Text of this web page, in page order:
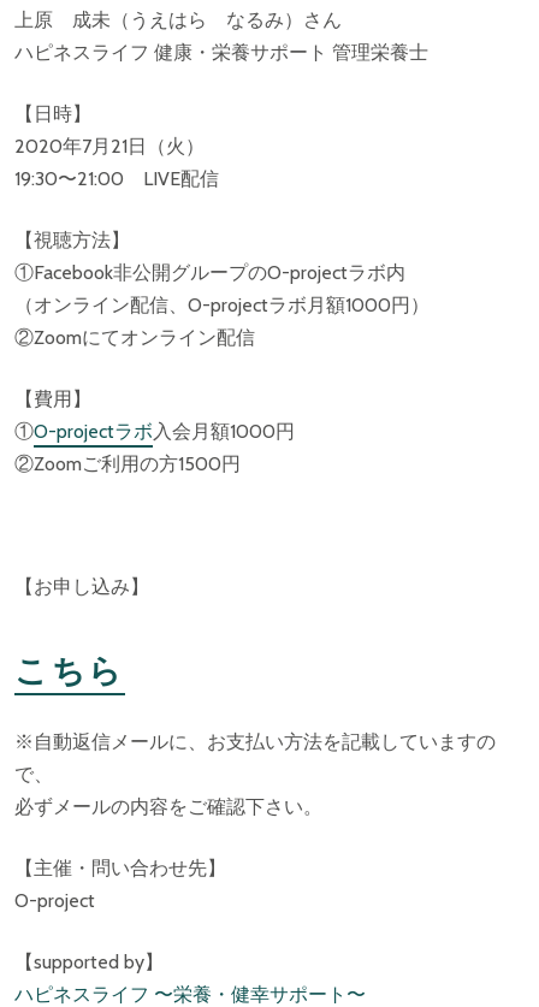
上原 成未（うえはら なるみ）さん
ハピネスライフ 健康・栄養サポート 管理栄養士
【日時】
2020年7月21日（火）
19:30〜21:00 LIVE配信
【視聴方法】
①Facebook非公開グループのO-projectラボ内
（オンライン配信、O-projectラボ月額1000円）
②Zoomにてオンライン配信
【費用】
①O-projectラボ入会月額1000円
②Zoomご利用の方1500円
【お申し込み】
こちら
※自動返信メールに、お支払い方法を記載していますの
で、
必ずメールの内容をご確認下さい。
【主催・問い合わせ先】
O-project
【supported by】
ハピネスライフ 〜栄養・健幸サポート〜